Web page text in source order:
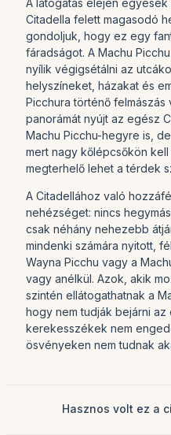
A látogatás elején
Citadella felett magasodó
gondoljuk, hogy ez egy
fáradságot. A Machu
nyílik végigsétálni az
helyszíneket, házakat és
Picchura történő
panorámát nyújt az egész
Machu Picchu-hegyre is,
mert nagy kőlépcsőkön kell
megterhelő lehet a térdek
A Citadellához való
nehézséget: nincs
csak néhány nehezebb
mindenki számára nyitott,
Wayna Picchu vagy a
vagy anélkül. Azok, akik
szintén ellátogathatnak a
hogy nem tudják bejárni az
kerekesszékek nem
ösvényeken nem tudnak
Hasznos volt ez a